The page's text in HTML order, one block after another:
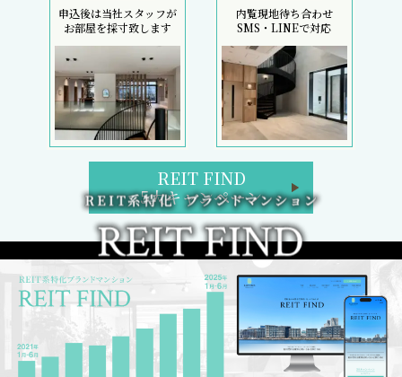
申込後は当社スタッフが
お部屋を採寸致します
内覧現地待ち合わせ
SMS・LINEで対応
REIT FIND
5大キャンペーン